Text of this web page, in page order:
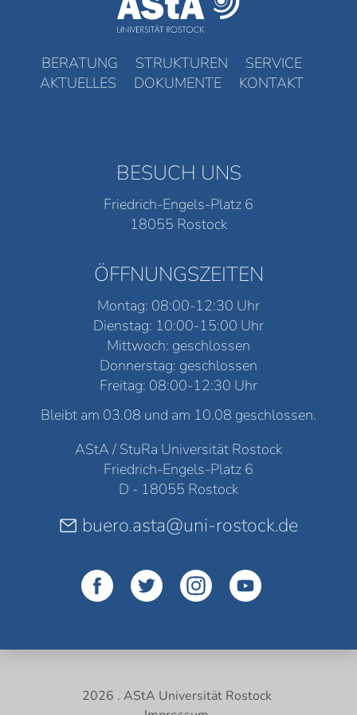
BERATUNG STRUKTUREN
SERVICE
AKTUELLES
DOKUMENTE KONTAKT
BESUCH UNS
Friedrich-Engels-Platz 6
18055 Rostock
ÖFFNUNGSZEITEN
Montag: 08:00-12:30 Uhr
Dienstag: 10:00-15:00 Uhr
Mittwoch: geschlossen
Donnerstag: geschlossen
Freitag: 08:00-12:30 Uhr
Bleibt am 03.08 und am 10.08 geschlossen.
AStA / StuRa Universität Rostock
Friedrich-Engels-Platz 6
D - 18055 Rostock
buero.asta@uni-rostock.de
2026 . AStA Universität Rostock